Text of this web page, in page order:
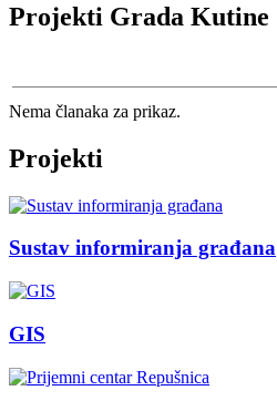
Projekti Grada Kutine
Nema članaka za prikaz.
Projekti
Sustav informiranja građana
GIS